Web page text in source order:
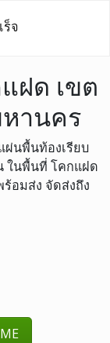
จ
ฝด เขต
านคร
นพื้นท้องเรียบ
ในพื้นที่ โคกแฝด
อมส่ง จัดส่งถึง